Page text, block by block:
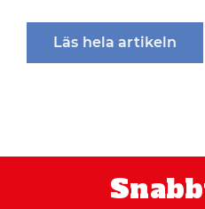
Läs hela artikeln